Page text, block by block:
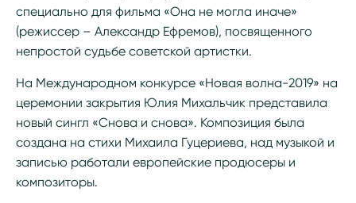
специально для фильма «Она не могла иначе»
(режиссер – Александр Ефремов), посвященного
непростой судьбе советской артистки.
На Международном конкурсе «Новая волна-2019» на
церемонии закрытия Юлия Михальчик представила
новый сингл «Снова и снова». Композиция была
создана на стихи Михаила Гуцериева, над музыкой и
записью работали европейские продюсеры и
композиторы.